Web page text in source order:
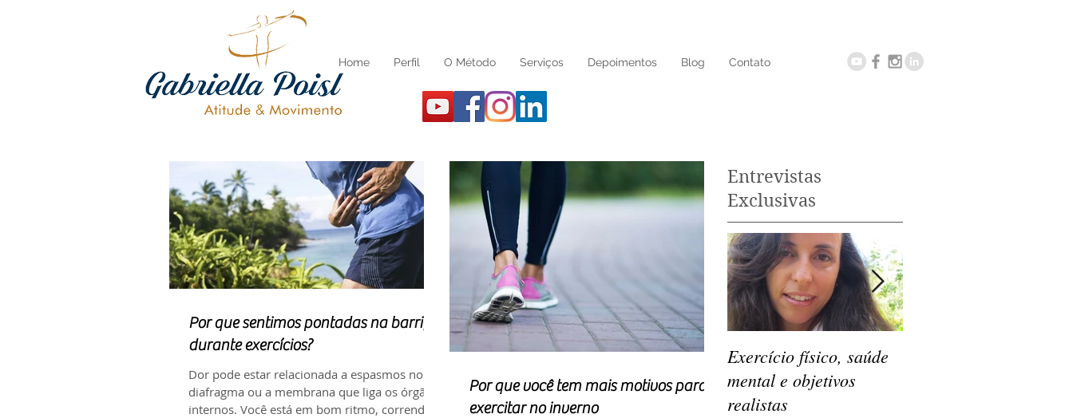
Home Perfil O Método Serviços Depoimentos Blog Contato
Por que sentimos pontadas na barriga
durante exercícios?
Dor pode estar relacionada a espasmos no
diafragma ou a membrana que liga os órgãos
internos. Você está em bom ritmo, correndo,
Por que você tem mais motivos para se
exercitar no inverno
Entrevistas
Exclusivas
Exercício físico, saúde
mental e objetivos
realistas